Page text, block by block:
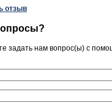
отзыв
задать нам вопрос(ы) с